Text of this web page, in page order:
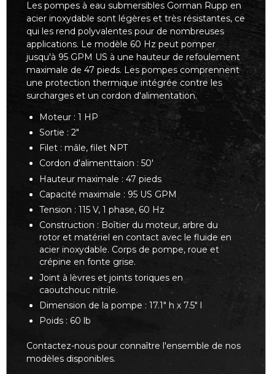
Les pompes à eau submersibles Gorman Rupp en
acier inoxydable sont légères et très résistantes, ce
qui les rend polyvalentes pour de nombreuses
applications. Le modèle 60 Hz peut pomper
jusqu'à 95 GPM US à une hauteur de refoulement
maximale de 47 pieds. Les pompes comprennent
une protection thermique intégrée contre les
surcharges et un cordon d'alimentation.
Moteur : 1 HP
Sortie : 2"
Filet : mâle, filet NPT
Cordon d'alimenttaion : 50'
Hauteur maximale : 47 pieds
Capacité maximale : 95 US GPM
Tension : 115 V, 1 phase, 60 Hz
Construction : Boîtier du moteur, arbre du
rotor et matériel en contact avec le fluide en
acier inoxydable. Corps de pompe, roue et
crépine en fonte grise.
Joint à lèvres et joints toriques en
caoutchouc nitrile.
Dimension de la pompe : 17.1" h x 7.5" l
Poids : 60 lb
Contactez-nous pour connaître l'ensemble de nos
modèles disponibles.